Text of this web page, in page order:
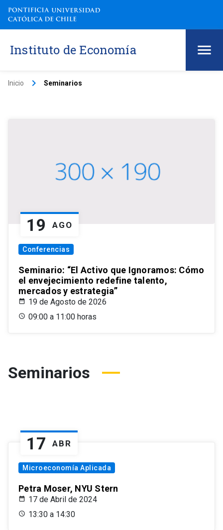
Instituto de Economía
Inicio keyboard_arrow_right Seminarios
19 AGO
Conferencias
Seminario: “El Activo que Ignoramos: Cómo
el envejecimiento redefine talento,
mercados y estrategia”
19 de Agosto de 2026
09:00 a 11:00 horas
Seminarios
17 ABR
Microeconomía Aplicada
Petra Moser, NYU Stern
17 de Abril de 2024
13:30 a 14:30